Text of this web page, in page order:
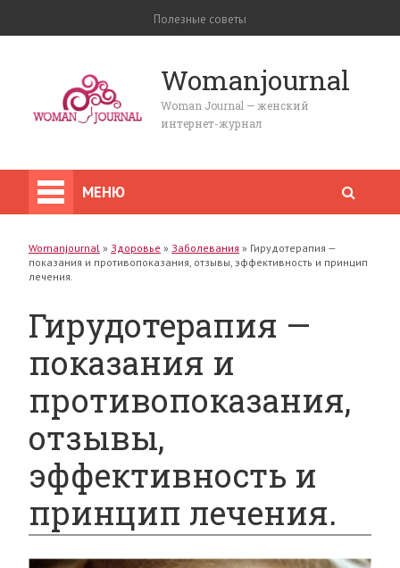
Полезные советы
Womanjournal
Woman Journal — женский
интернет-журнал
МЕНЮ
Womanjournal » Здоровье » Заболевания » Гирудотерапия —
показания и противопоказания, отзывы, эффективность и принцип
лечения.
Гирудотерапия —
показания и
противопоказания,
отзывы,
эффективность и
принцип лечения.